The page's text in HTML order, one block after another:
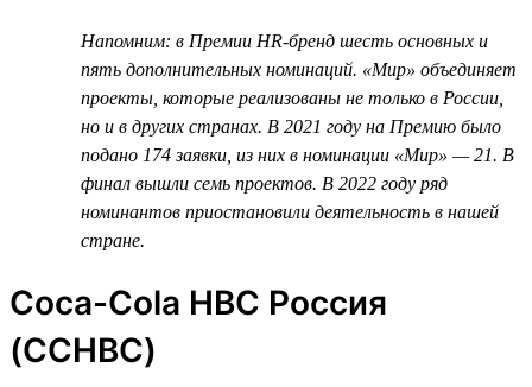
Напомним: в Премии HR-бренд шесть основных и
пять дополнительных номинаций. «Мир» объединяет
проекты, которые реализованы не только в России,
но и в других странах. В 2021 году на Премию было
подано 174 заявки, из них в номинации «Мир» — 21. В
финал вышли семь проектов. В 2022 году ряд
номинантов приостановили деятельность в нашей
стране.
Coca-Cola HBC Россия
(CCHBC)